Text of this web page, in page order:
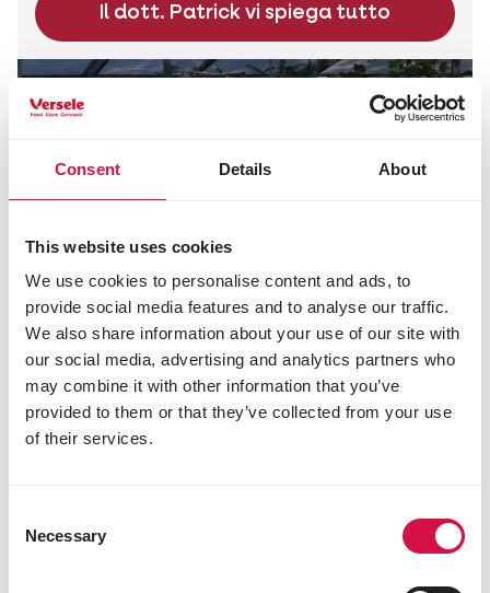
Consent Details About
This website uses cookies
We use cookies to personalise content and ads, to
provide social media features and to analyse our traffic.
We also share information about your use of our site with
our social media, advertising and analytics partners who
may combine it with other information that you’ve
provided to them or that they’ve collected from your use
of their services.
Selection
Necessary
Il dott. Patrick vi spiega tutto